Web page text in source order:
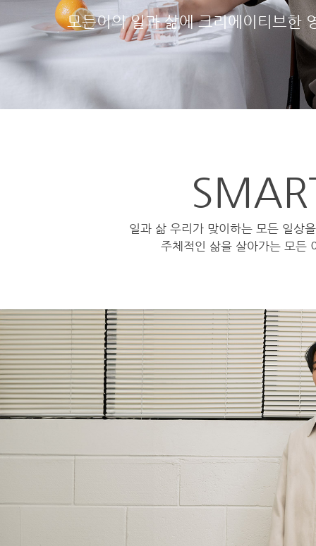
모든이의 일과 삶에 크리에이티브한
일과 삶 우리가 맞이하는 모든 일상
주체적인 삶을 살아가는 모든